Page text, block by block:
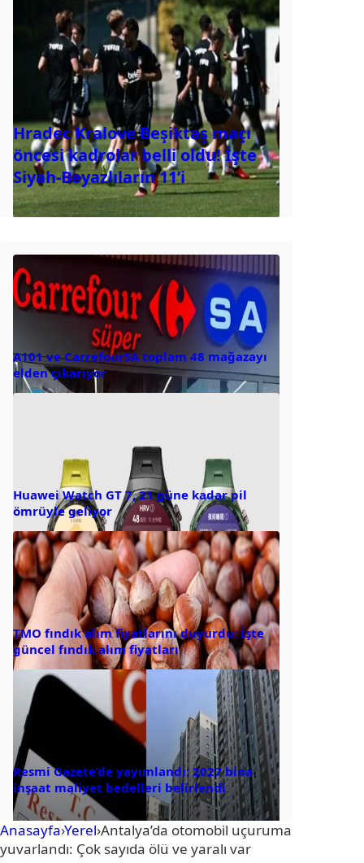
Hradec Kralove Beşiktaş maçı
öncesi kadrolar belli oldu! İşte
Siyah-Beyazlıların 11’i
A101 ve CarrefourSA toplam 48 mağazayı
elden çıkarıyor
Huawei Watch GT 7, 21 güne kadar pil
ömrüyle geliyor
TMO fındık alım fiyatlarını duyurdu: İşte
güncel fındık alım fiyatları
Resmi Gazete’de yayımlandı: 2027 bina
inşaat maliyet bedelleri belirlendi
Anasayfa›Yerel›Antalya’da otomobil uçuruma
yuvarlandı: Çok sayıda ölü ve yaralı var